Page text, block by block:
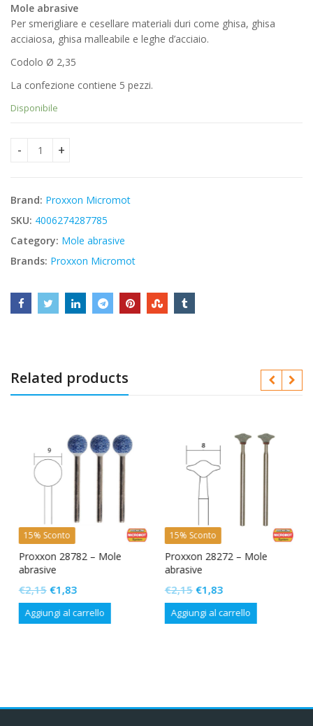
originale
era:
€2,95.
attuale
è:
Mole abrasive
Per smerigliare e cesellare materiali duri come ghisa, ghisa
acciaiosa, ghisa malleabile e leghe d’acciaio.
Codolo Ø 2,35
La confezione contiene 5 pezzi.
Disponibile
Proxxon 28778 - Mole abrasive quantity
Brand: Proxxon Micromot
SKU: 4006274287785
Category: Mole abrasive
Brands: Proxxon Micromot
Related products
15% Sconto
Proxxon 28782 – Mole
abrasive
€2,15 Il
prezzo
originale
€1,83Il
prezzo
attuale
Aggiungi al carrello
15% Sconto
Proxxon 28272 – Mole
abrasive
€2,15 Il
prezzo
originale
€1,83Il
prezzo
attuale
Aggiungi al carrello